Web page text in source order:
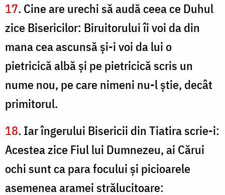
17. Cine are urechi să audă ceea ce Duhul
zice Bisericilor: Biruitorului îi voi da din
mana cea ascunsă şi-i voi da lui o
pietricică albă şi pe pietricică scris un
nume nou, pe care nimeni nu-l ştie, decât
primitorul.
18. Iar îngerului Bisericii din Tiatira scrie-i:
Acestea zice Fiul lui Dumnezeu, ai Cărui
ochi sunt ca para focului şi picioarele
asemenea aramei strălucitoare: